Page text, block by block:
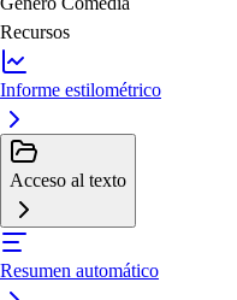
Recursos
Informe estilométrico
Acceso al texto
Resumen automático